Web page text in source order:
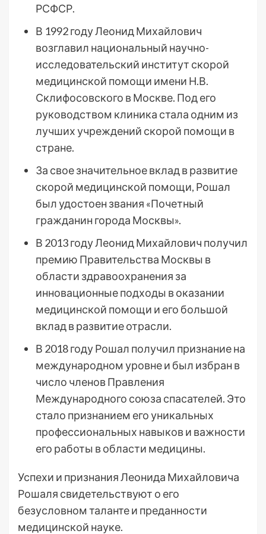
РСФСР.
В 1992 году Леонид Михайлович
возглавил национальный научно-
исследовательский институт скорой
медицинской помощи имени Н.В.
Склифосовского в Москве. Под его
руководством клиника стала одним из
лучших учреждений скорой помощи в
стране.
За свое значительное вклад в развитие
скорой медицинской помощи, Рошал
был удостоен звания «Почетный
гражданин города Москвы».
В 2013 году Леонид Михайлович получил
премию Правительства Москвы в
области здравоохранения за
инновационные подходы в оказании
медицинской помощи и его большой
вклад в развитие отрасли.
В 2018 году Рошал получил признание на
международном уровне и был избран в
число членов Правления
Международного союза спасателей. Это
стало признанием его уникальных
профессиональных навыков и важности
его работы в области медицины.
Успехи и признания Леонида Михайловича
Рошаля свидетельствуют о его
безусловном таланте и преданности
медицинской науке.